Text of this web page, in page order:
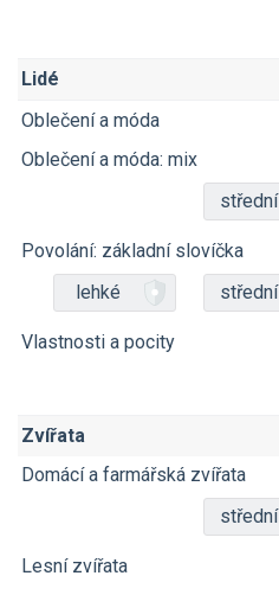
Lidé
Oblečení a móda
Oblečení a móda: mix
střední
Povolání: základní slovíčka
lehké
střední
Vlastnosti a pocity
Zvířata
Domácí a farmářská zvířata
střední
Lesní zvířata